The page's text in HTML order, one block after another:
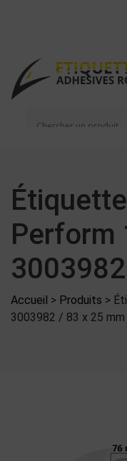
Perform
Accueil > Produits >
3003982 / 83 x 25 mm